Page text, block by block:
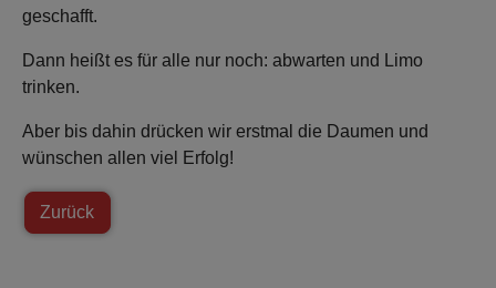
geschafft.
Dann heißt es für alle nur noch: abwarten und Limo
trinken.
Aber bis dahin drücken wir erstmal die Daumen und
wünschen allen viel Erfolg!
Zurück